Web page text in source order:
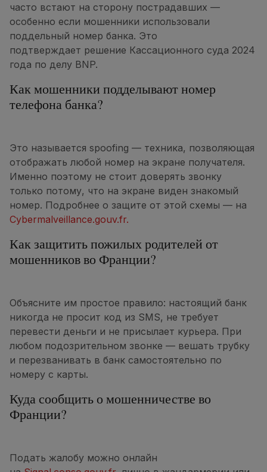
часто встают на сторону пострадавших —
особенно если мошенники использовали
поддельный номер банка. Это
подтверждает решение Кассационного суда 2024
года по делу BNP.
Как мошенники подделывают номер
телефона банка?
Это называется spoofing — техника, позволяющая
отображать любой номер на экране получателя.
Именно поэтому не стоит доверять звонку
только потому, что на экране виден знакомый
номер. Подробнее о защите от этой схемы — на
Cybermalveillance.gouv.fr.
Как защитить пожилых родителей от
мошенников во Франции?
Объясните им простое правило: настоящий банк
никогда не просит код из SMS, не требует
перевести деньги и не присылает курьера. При
любом подозрительном звонке — вешать трубку
и перезванивать в банк самостоятельно по
номеру с карты.
Куда сообщить о мошенничестве во
Франции?
Подать жалобу можно онлайн